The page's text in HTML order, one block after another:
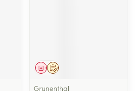
Op voorschrift
Geneesmiddel
Grunenthal